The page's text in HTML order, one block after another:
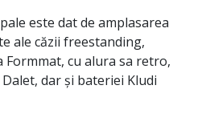
este dat de amplasarea
ale căzii freestanding,
cu alura sa retro,
dar și bateriei Kludi